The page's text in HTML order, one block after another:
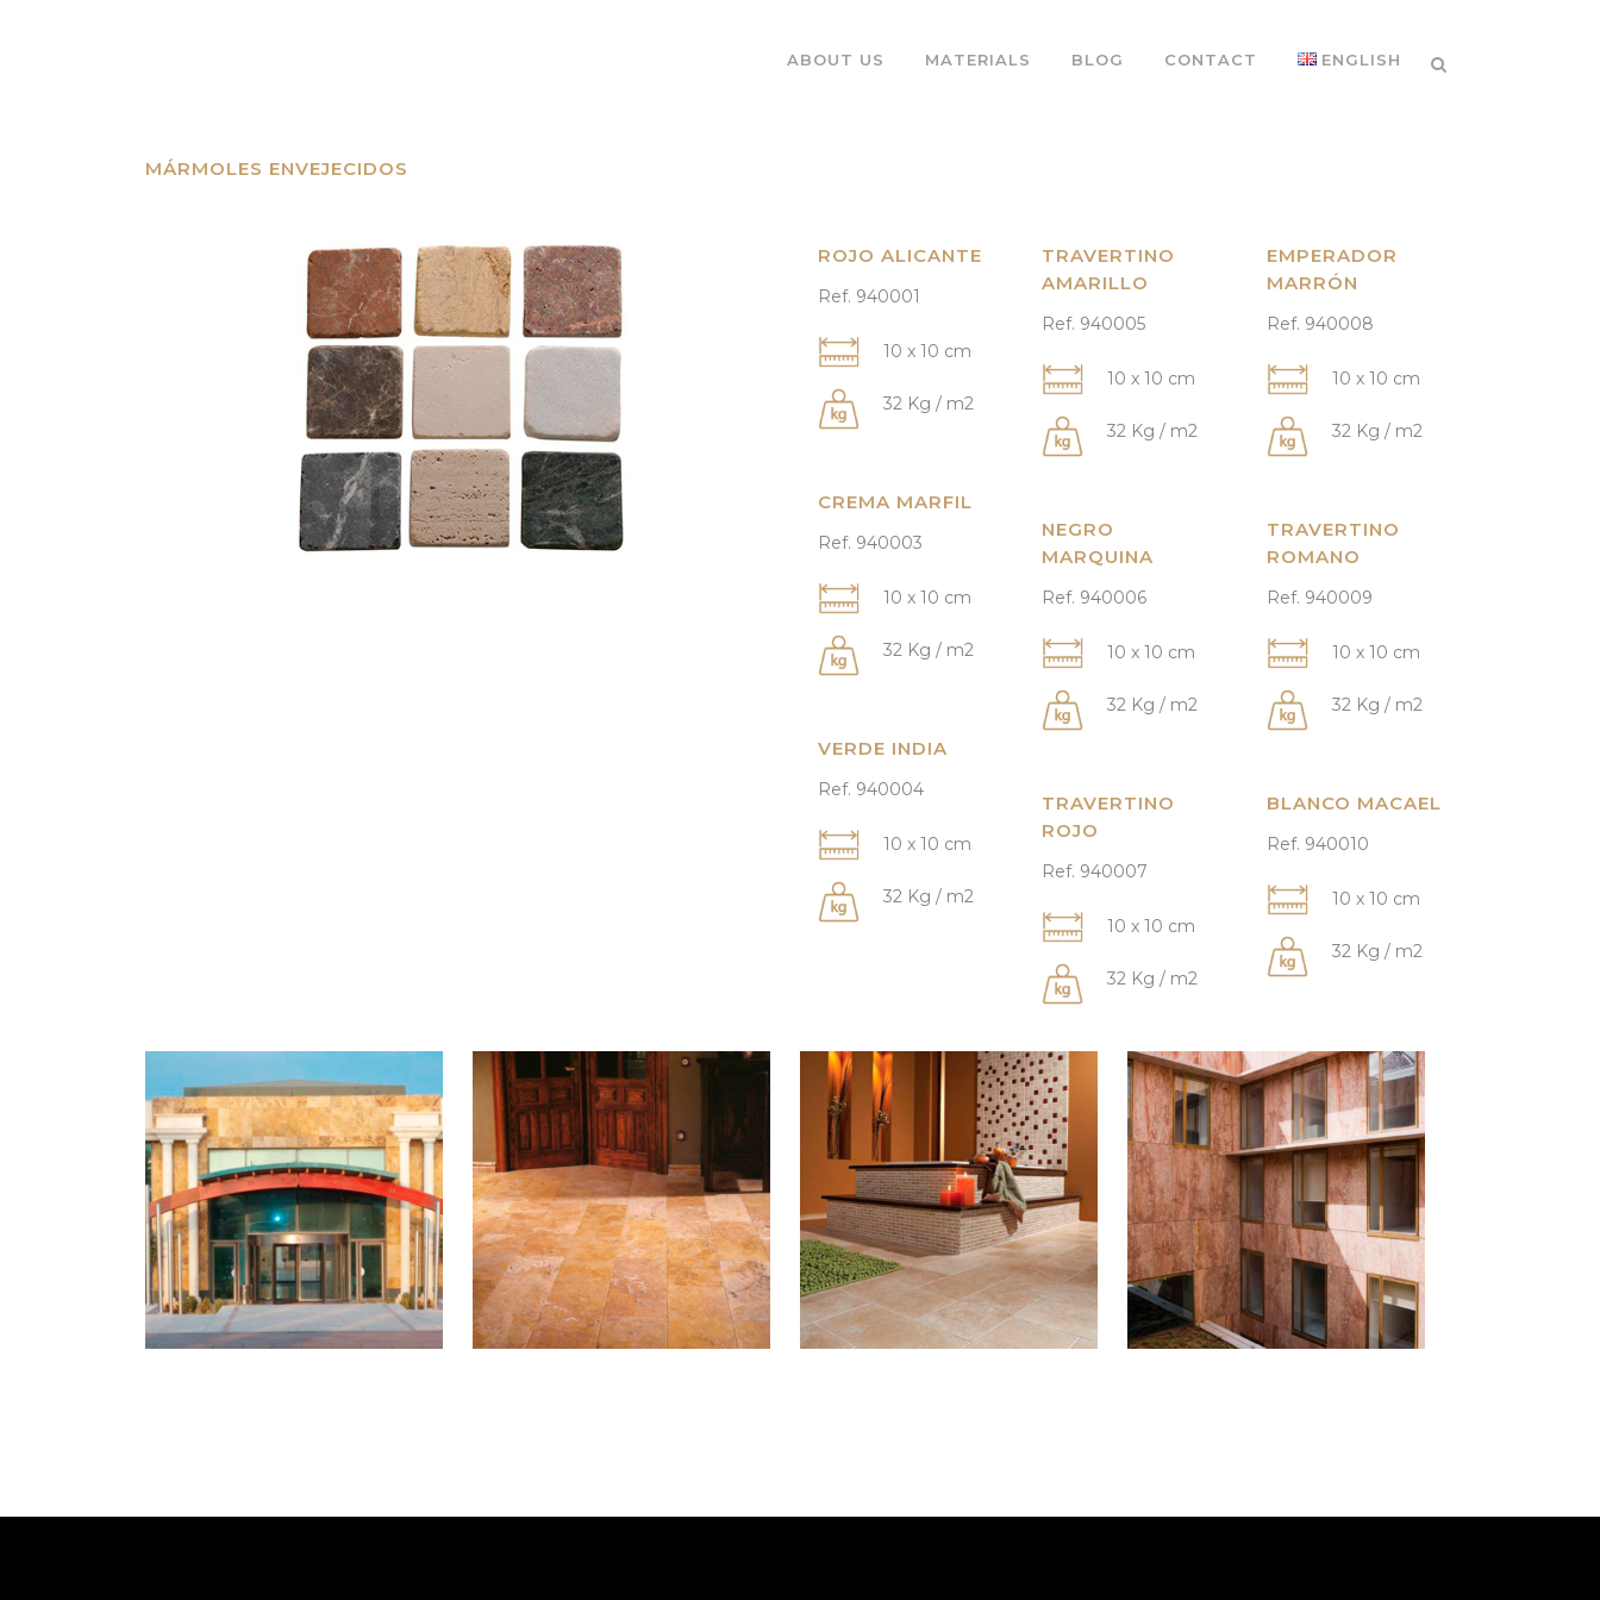
ABOUT US MATERIALS BLOG CONTACT ENGLISH
MÁRMOLES ENVEJECIDOS
ROJO ALICANTE
Ref. 940001
10 x 10 cm
32 Kg / m2
CREMA MARFIL
Ref. 940003
10 x 10 cm
32 Kg / m2
VERDE INDIA
Ref. 940004
10 x 10 cm
32 Kg / m2
TRAVERTINO
AMARILLO
Ref. 940005
10 x 10 cm
32 Kg / m2
NEGRO
MARQUINA
Ref. 940006
10 x 10 cm
32 Kg / m2
TRAVERTINO
ROJO
Ref. 940007
10 x 10 cm
32 Kg / m2
EMPERADOR
MARRÓN
Ref. 940008
10 x 10 cm
32 Kg / m2
TRAVERTINO
ROMANO
Ref. 940009
10 x 10 cm
32 Kg / m2
BLANCO MACAEL
Ref. 940010
10 x 10 cm
32 Kg / m2